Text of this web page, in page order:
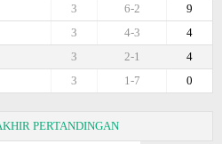
9
6-2
3
4
4-3
3
4
2-1
3
0
1-7
3
PERTANDINGAN